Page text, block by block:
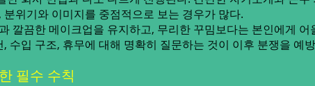
위기와 이미지를 중점적으로 보는 경우가 많다.
깔끔한 메이크업을 유지하고, 무리한 꾸밈보다는 본인에게
수입 구조, 휴무에 대해 명확히 질문하는 것이 이후 분쟁을 예
필수 수칙